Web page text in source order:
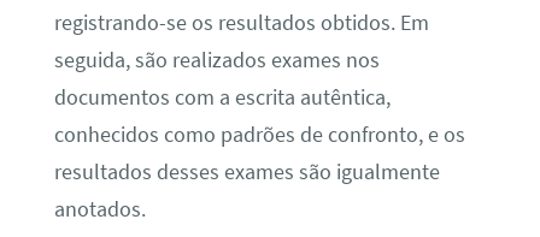
registrando-se os resultados obtidos. Em
seguida, são realizados exames nos
documentos com a escrita autêntica,
conhecidos como padrões de confronto, e os
resultados desses exames são igualmente
anotados.